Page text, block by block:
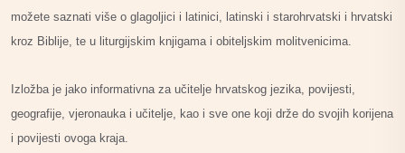
možete saznati više o glagoljici i latinici, latinski i starohrvatski i hrvatski
kroz Biblije, te u liturgijskim knjigama i obiteljskim molitvenicima.
Izložba je jako informativna za učitelje hrvatskog jezika, povijesti,
geografije, vjeronauka i učitelje, kao i sve one koji drže do svojih korijena
i povijesti ovoga kraja.